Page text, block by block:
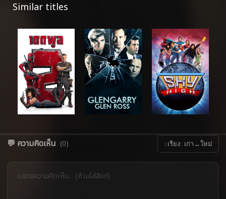
Similar titles
💬 ความคิดเห็น (0) ↕ เรียง: เก่า→ใหม่